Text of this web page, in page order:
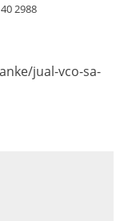
2988
jual-vco-sa-